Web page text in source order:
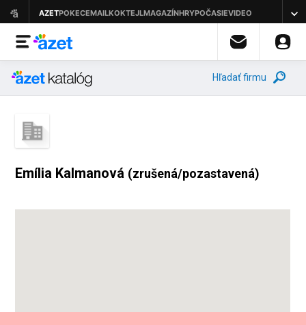
Hľadať firmu
Emília Kalmanová (zrušená/pozastavená)